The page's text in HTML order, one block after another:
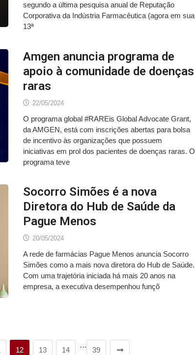
segundo a última pesquisa anual de Reputação
Corporativa da Indústria Farmacêutica (agora em sua
13ª
Amgen anuncia programa de
apoio à comunidade de doenças
raras
22/05/2024
O programa global #RAREis Global Advocate Grant,
da AMGEN, está com inscrições abertas para bolsa
de incentivo às organizações que possuem
iniciativas em prol dos pacientes de doenças raras. O
programa teve
Socorro Simões é a nova
Diretora do Hub de Saúde da
Pague Menos
20/05/2024
A rede de farmácias Pague Menos anuncia Socorro
Simões como a mais nova diretora do Hub de Saúde.
Com uma trajetória iniciada há mais 20 anos na
empresa, a executiva desempenhou funçõ
12 13 14
…
39